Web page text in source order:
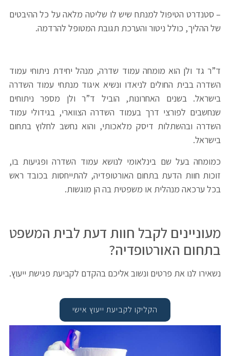
– סטנדרט הטיפול למנתח שיש לו שליטה מלאה על כל ההיבטים
של ההליך, כולל ניטור והערכת תגובת המטופל להרדמה.
ד”ר גד ולן הוא מומחה עמוד שדרה, מנהל יחידת ניתוחי עמוד
השדרה בבית החולים לניאדו ונשיא איגוד מנתחי עמוד השדרה
בישראל. בשנים האחרונות, הוביל ד”ר ולן מספר ניתוחים
שנחשבים לפורצי דרך בעמוד השדרה הצווארי, בגידולי עמוד
השדרה ובהשתלות דיסק מלאכותי, והוא נחשב לחלוץ בתחום
בישראל.
כמומחה בעל שם בינלאומי לנושא עמוד השדרה ופגיעות בו,
זוכות חוות הדעת בתחום האורטופדיה, להתייחסות בכובד ראש
בכל ערכאה מנהלית או משפטית בה הן מוגשות.
מעוניינים לקבל חוות דעת לבית המשפט
בתחום האורטופדיה?
נשאירו לנו את פרטים ונשוב אליכם בהקדם לקביעת פגישת ייעוץ.
הקליקו לקביעת ייעוץ אישי